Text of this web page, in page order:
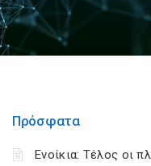
Πρόσφατα
Ενοίκια: Τέλος οι